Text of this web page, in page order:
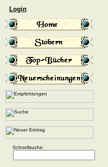
Login
Schnellsuche: